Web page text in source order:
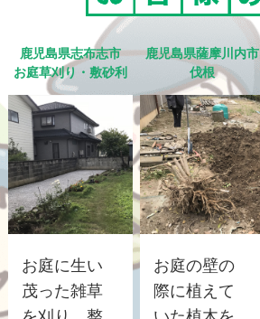
鹿児島県志布志市
お庭草刈り・敷砂利
お庭に生い
茂った雑草
鹿児島県薩摩川内市
伐根
お庭の壁の
際に植えて